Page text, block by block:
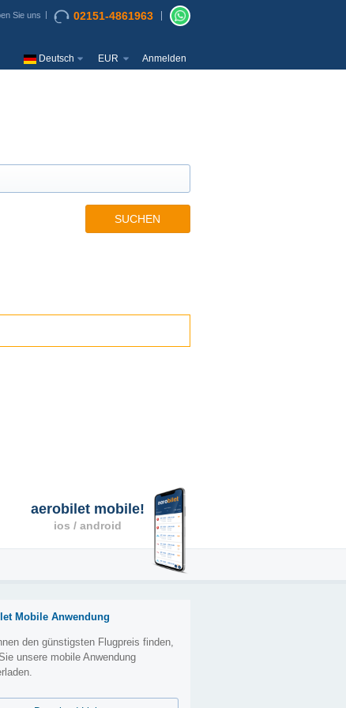
Sie uns 02151-4861963
Deutsch EUR Anmelden
SUCHEN
aerobilet mobile!
ios / android
Mobile Anwendung
den günstigsten Flugpreis finden,
unsere mobile Anwendung